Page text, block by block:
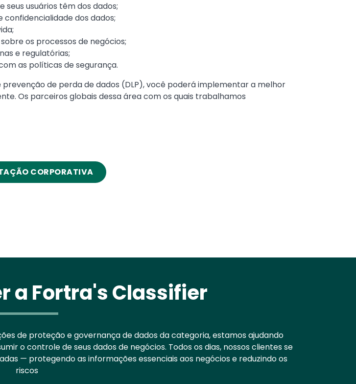
usuários têm dos dados;
dos dados;
os processos de negócios;
e regulatórias;
as políticas de segurança.
de perda de dados (DLP), você poderá implementar a melhor
Os parceiros globais dessa área com os quais trabalhamos
CORPORATIVA
a Fortra's Classifier
de proteção e governança de dados da categoria, estamos ajudando
o controle de seus dados de negócios. Todos os dias, nossos clientes se
— protegendo as informações essenciais aos negócios e reduzindo os
riscos